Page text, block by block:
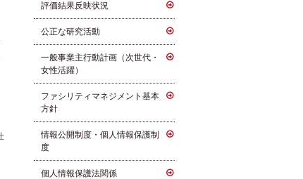
評価結果反映状況
公正な研究活動
一般事業主行動計画（次世代・
女性活躍）
ファシリティマネジメント基本
方針
情報公開制度・個人情報保護制
度
個人情報保護法関係